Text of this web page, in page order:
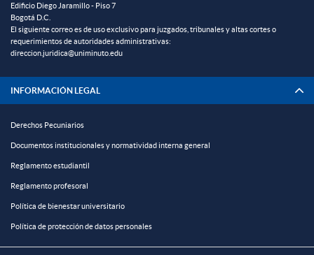
Edificio Diego Jaramillo - Piso 7
Bogotá D.C.
El siguiente correo es de uso exclusivo para juzgados, tribunales y altas cortes o
requerimientos de autoridades administrativas:
direccion.juridica@uniminuto.edu
INFORMACIÓN LEGAL
Derechos Pecuniarios
Documentos institucionales y normatividad interna general
Reglamento estudiantil
Reglamento profesoral
Política de bienestar universitario
Política de protección de datos personales